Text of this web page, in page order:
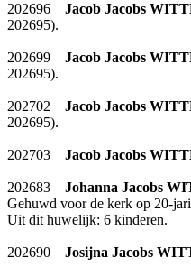
202696 Jacob Jacobs
202695).
202699 Jacob Jacobs
202695).
202702 Jacob Jacobs
202695).
202703 Jacob Jacobs
202683 Johanna Jacobs
Gehuwd voor de kerk op 20-
Uit dit huwelijk: 6 kinderen.
202690 Josijna Jacobs